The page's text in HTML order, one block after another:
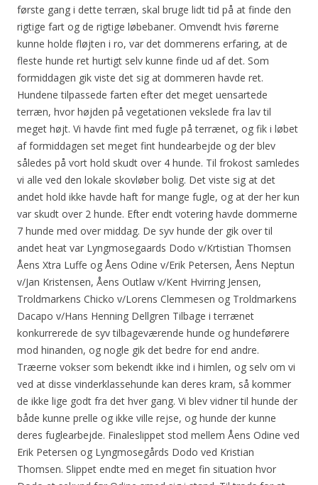
første gang i dette terræn, skal bruge lidt tid på at finde den
rigtige fart og de rigtige løbebaner. Omvendt hvis førerne
kunne holde fløjten i ro, var det dommerens erfaring, at de
fleste hunde ret hurtigt selv kunne finde ud af det. Som
formiddagen gik viste det sig at dommeren havde ret.
Hundene tilpassede farten efter det meget uensartede
terræn, hvor højden på vegetationen vekslede fra lav til
meget højt. Vi havde fint med fugle på terrænet, og fik i løbet
af formiddagen set meget fint hundearbejde og der blev
således på vort hold skudt over 4 hunde. Til frokost samledes
vi alle ved den lokale skovløber bolig. Det viste sig at det
andet hold ikke havde haft for mange fugle, og at der her kun
var skudt over 2 hunde. Efter endt votering havde dommerne
7 hunde med over middag. De syv hunde der gik over til
andet heat var Lyngmosegaards Dodo v/Krtistian Thomsen
Åens Xtra Luffe og Åens Odine v/Erik Petersen, Åens Neptun
v/Jan Kristensen, Åens Outlaw v/Kent Hvirring Jensen,
Troldmarkens Chicko v/Lorens Clemmesen og Troldmarkens
Dacapo v/Hans Henning Dellgren Tilbage i terrænet
konkurrerede de syv tilbageværende hunde og hundeførere
mod hinanden, og nogle gik det bedre for end andre.
Træerne vokser som bekendt ikke ind i himlen, og selv om vi
ved at disse vinderklassehunde kan deres kram, så kommer
de ikke lige godt fra det hver gang. Vi blev vidner til hunde der
både kunne prelle og ikke ville rejse, og hunde der kunne
deres fuglearbejde. Finaleslippet stod mellem Åens Odine ved
Erik Petersen og Lyngmosegårds Dodo ved Kristian
Thomsen. Slippet endte med en meget fin situation hvor